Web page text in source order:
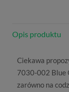
Opis produktu
Ciekawa
7030-002 Blue
zarówno na